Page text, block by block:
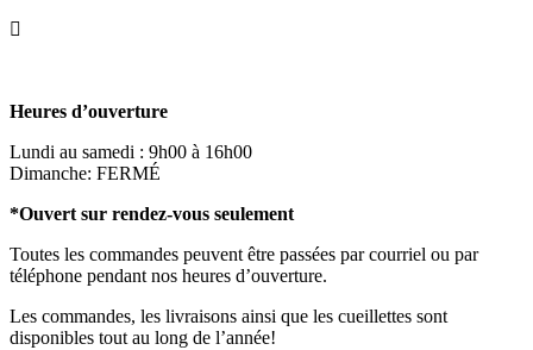

Heures d’ouverture
Lundi au samedi : 9h00 à 16h00
Dimanche: FERMÉ
*Ouvert sur rendez-vous seulement
Toutes les commandes peuvent être passées par courriel ou par
téléphone pendant nos heures d’ouverture.
Les commandes, les livraisons ainsi que les cueillettes sont
disponibles tout au long de l’année!